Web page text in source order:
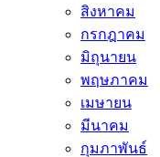
สิงหาคม
กรกฎาคม
มิถุนายน
พฤษภาคม
เมษายน
มีนาคม
กุมภาพันธ์